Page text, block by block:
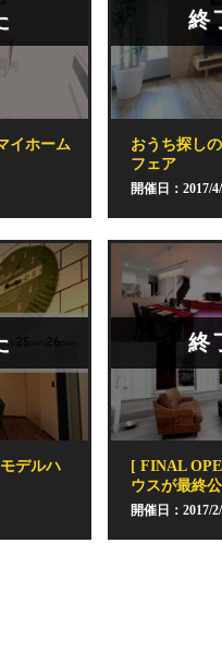
イホーム
終
おうち探し
フェア
開催日：2017/
デルハ
終
[ FINAL
ウスが最終
開催日：2017/